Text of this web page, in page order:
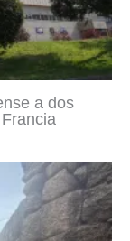
a dos